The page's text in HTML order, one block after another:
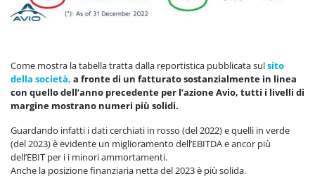
Come mostra la tabella tratta dalla reportistica pubblicata sulsito
della società, a fronte di un fatturato sostanzialmente in linea
con quello dell’anno precedente per l’azione Avio, tutti i livelli di
margine mostrano numeri più solidi.
Guardando infatti i dati cerchiati in rosso (del 2022) e quelli in verde
(del 2023) è evidente un miglioramento dell’EBITDA e ancor più
dell’EBIT per i i minori ammortamenti.
Anche la posizione finanziaria netta del 2023 è più solida.